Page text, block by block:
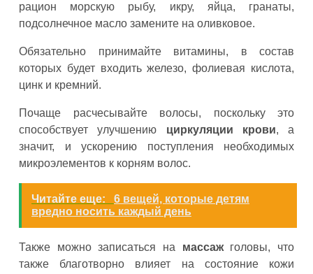
рацион морскую рыбу, икру, яйца, гранаты,
подсолнечное масло замените на оливковое.
Обязательно принимайте витамины, в состав
которых будет входить железо, фолиевая кислота,
цинк и кремний.
Почаще расчесывайте волосы, поскольку это
способствует улучшению циркуляции крови, а
значит, и ускорению поступления необходимых
микроэлементов к корням волос.
Читайте еще:
6 вещей, которые детям
вредно носить каждый день
Также можно записаться на массажголовы, что
также благотворно влияет на состояние кожи